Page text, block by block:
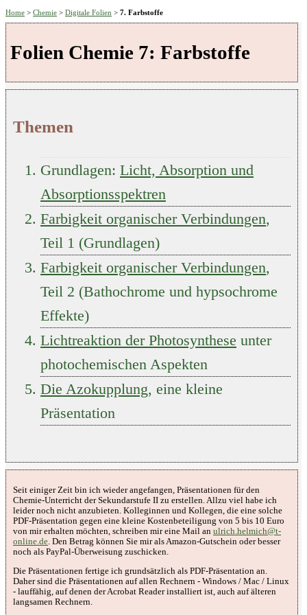
Home > Chemie > Digitale Folien > 7. Farbstoffe
Folien Chemie 7: Farbstoffe
Themen
Grundlagen: Licht, Absorption und
Absorptionsspektren
Farbigkeit organischer Verbindungen,
Teil 1 (Grundlagen)
Farbigkeit organischer Verbindungen,
Teil 2 (Bathochrome und hypsochrome
Effekte)
Lichtreaktion der Photosynthese unter
photochemischen Aspekten
Die Azokupplung, eine kleine
Präsentation
Seit einiger Zeit bin ich wieder angefangen, Präsentationen für den
Chemie-Unterricht der Sekundarstufe II zu erstellen. Allzu viel habe ich
leider noch nicht anzubieten. Kolleginnen und Kollegen, die eine solche
PDF-Präsentation gegen eine kleine Kostenbeteiligung von 5 bis 10 Euro
von mir erhalten möchten, schreiben mir eine Mail an ulrich.helmich@t-
online.de. Den Betrag können Sie mir als Amazon-Gutschein oder besser
noch als PayPal-Überweisung zuschicken.
Die Präsentationen fertige ich grundsätzlich als PDF-Präsentation an.
Daher sind die Präsentationen auf allen Rechnern - Windows / Mac / Linux
- lauffähig, auf denen der Acrobat Reader installiert ist, auch auf älteren
langsamen Rechnern.